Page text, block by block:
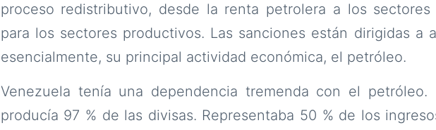
proceso redistributivo, desde la renta petrolera a los sectores
para los sectores productivos. Las sanciones están dirigidas a
esencialmente, su principal actividad económica, el petróleo.
Venezuela tenía una dependencia tremenda con el petróleo.
producía 97 % de las divisas. Representaba 50 % de los